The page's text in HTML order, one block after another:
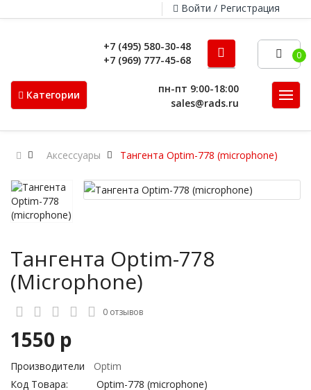
Войти / Регистрация
+7 (495) 580-30-48
+7 (969) 777-45-68
0
Категории
пн-пт 9:00-18:00
sales@rads.ru
Аксессуары Тангента Optim-778 (microphone)
Тангента Optim-778
(microphone)
0 отзывов
1550 р
Производители
Optim
Код Товара:
Optim-778 (microphone)